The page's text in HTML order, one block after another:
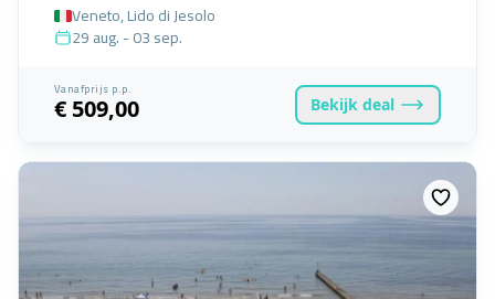
Veneto, Lido di Jesolo
29 aug. - 03 sep.
Vanafprijs p.p.
€ 509,00 Bekijk deal